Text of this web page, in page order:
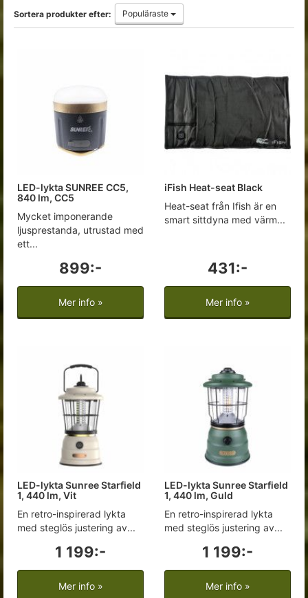
Sortera produkter efter:
Populäraste
LED-lykta SUNREE CC5,
840 lm, CC5
Mycket imponerande
ljusprestanda, utrustad med
ett...
899:-
Mer info »
iFish Heat-seat Black
Heat-seat från Ifish är en
smart sittdyna med värm...
431:-
Mer info »
LED-lykta Sunree Starfield
1, 440 lm, Vit
En retro-inspirerad lykta
med steglös justering av...
1 199:-
Mer info »
LED-lykta Sunree Starfield
1, 440 lm, Guld
En retro-inspirerad lykta
med steglös justering av...
1 199:-
Mer info »